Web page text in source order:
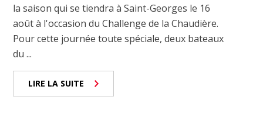
la saison qui se tiendra à Saint-Georges le 16
août à l'occasion du Challenge de la Chaudière.
Pour cette journée toute spéciale, deux bateaux
du ...
LIRE LA SUITE